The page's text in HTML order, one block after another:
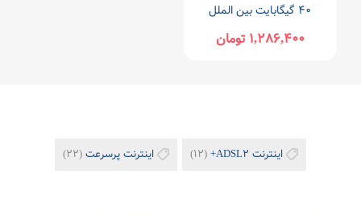
۴۰ گیگابایت بین الملل
۱,۲۸۶,۴۰۰ تومان
اینترنت ADSL۲+ (۱۲) اینترنت پرسرعت(۲۲)